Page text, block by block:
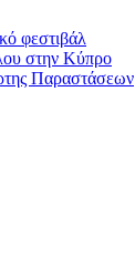
φεστιβάλ
στην Κύπρο
Παραστάσεων